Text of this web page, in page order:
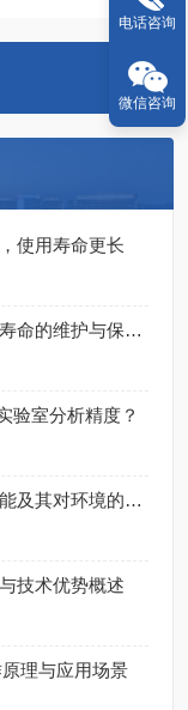
使用寿命更长
提高美国PE中心管N0781014的使用寿命的维护与保养建议
验室分析精度？
美国PE中心管N0781014的耐腐蚀性能及其对环境的适应性
技术优势概述
理与应用场景
电话咨询
微信咨询